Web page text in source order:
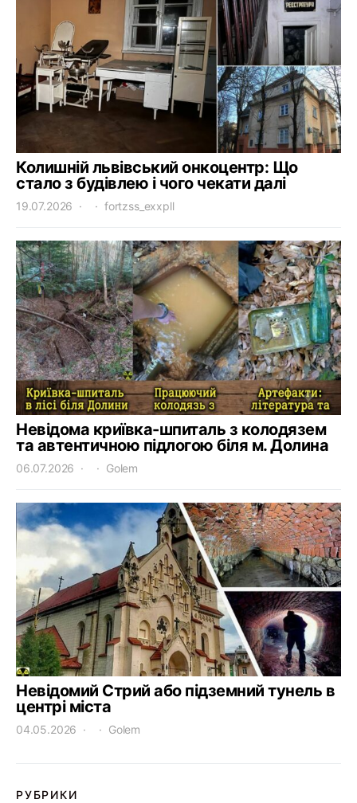
Колишній львівський онкоцентр: Що
стало з будівлею і чого чекати далі
19.07.2026 fortzss_exxpll
Невідома криївка-шпиталь з колодязем
та автентичною підлогою біля м. Долина
06.07.2026 Golem
Невідомий Стрий або підземний тунель в
центрі міста
04.05.2026 Golem
РУБРИКИ